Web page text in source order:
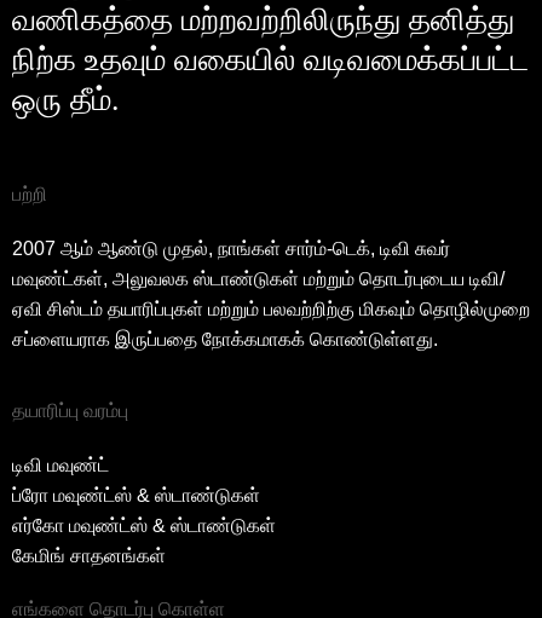
வணிகத்தை மற்றவற்றிலிருந்து தனித்து
நிற்க உதவும் வகையில் வடிவமைக்கப்பட்ட
ஒரு தீம்.
பற்றி
2007 ஆம் ஆண்டு முதல், நாங்கள் சார்ம்-டெக், டிவி சுவர்
மவுண்ட்கள், அலுவலக ஸ்டாண்டுகள் மற்றும் தொடர்புடைய டிவி/
ஏவி சிஸ்டம் தயாரிப்புகள் மற்றும் பலவற்றிற்கு மிகவும் தொழில்முறை
சப்ளையராக இருப்பதை நோக்கமாகக் கொண்டுள்ளது.
தயாரிப்பு வரம்பு
டிவி மவுண்ட்
ப்ரோ மவுண்ட்ஸ் & ஸ்டாண்டுகள்
எர்கோ மவுண்ட்ஸ் & ஸ்டாண்டுகள்
கேமிங் சாதனங்கள்
எங்களை தொடர்பு கொள்ள